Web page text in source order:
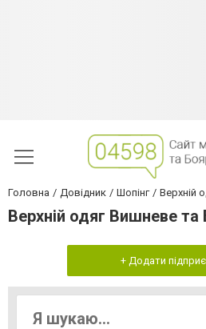
Головна Довідник Шопінг Верхній
Верхній одяг Вишневе та
+ Додати